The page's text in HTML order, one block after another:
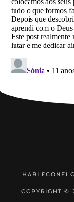
COPYRIGHT ©